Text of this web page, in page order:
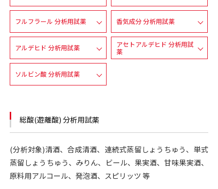
フルフラール 分析用試薬 香気成分 分析用試薬
アルデヒド 分析用試薬 アセトアルデヒド 分析用試
薬
ソルビン酸 分析用試薬
総酸(遊離酸) 分析用試薬
(分析対象)清酒、合成清酒、連続式蒸留しょうちゅう、単式
蒸留しょうちゅう、みりん、ビール、果実酒、甘味果実酒、
原料用アルコール、発泡酒、スピリッツ 等